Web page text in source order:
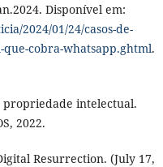
Disponível em:
2024/01/24/casos-de-
que-cobra-whatsapp.ghtml.
propriedade intelectual.
2022.
Resurrection. (July 17,